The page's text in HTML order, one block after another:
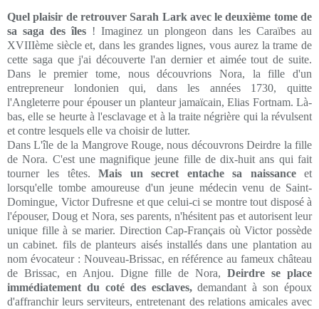
Quel plaisir de retrouver Sarah Lark avec le deuxième tome de
sa saga des îles! Imaginez un plongeon dans les Caraïbes au
XVIIIème siècle et, dans les grandes lignes, vous aurez la trame de
cette saga que j'ai découverte l'an dernier et aimée tout de suite.
Dans le premier tome, nous découvrions Nora, la fille d'un
entrepreneur londonien qui, dans les années 1730, quitte
l'Angleterre pour épouser un planteur jamaïcain, Elias Fortnam. Là-
bas, elle se heurte à l'esclavage et à la traite négrière qui la révulsent
et contre lesquels elle va choisir de lutter.
Dans L'île de la Mangrove Rouge, nous découvrons Deirdre la fille
de Nora. C'est une magnifique jeune fille de dix-huit ans qui fait
tourner les têtes.Mais un secret entache sa naissanceet
lorsqu'elle tombe amoureuse d'un jeune médecin venu de Saint-
Domingue, Victor Dufresne et que celui-ci se montre tout disposé à
l'épouser, Doug et Nora, ses parents, n'hésitent pas et autorisent leur
unique fille à se marier. Direction Cap-Français où Victor possède
un cabinet. fils de planteurs aisés installés dans une plantation au
nom évocateur : Nouveau-Brissac, en référence au fameux château
de Brissac, en Anjou. Digne fille de Nora, Deirdre se place
immédiatement du coté des esclaves,demandant à son époux
d'affranchir leurs serviteurs, entretenant des relations amicales avec